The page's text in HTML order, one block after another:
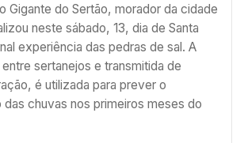
Gigante do Sertão, morador da cidade
neste sábado, 13, dia de Santa
experiência das pedras de sal. A
sertanejos e transmitida de
é utilizada para prever o
chuvas nos primeiros meses do